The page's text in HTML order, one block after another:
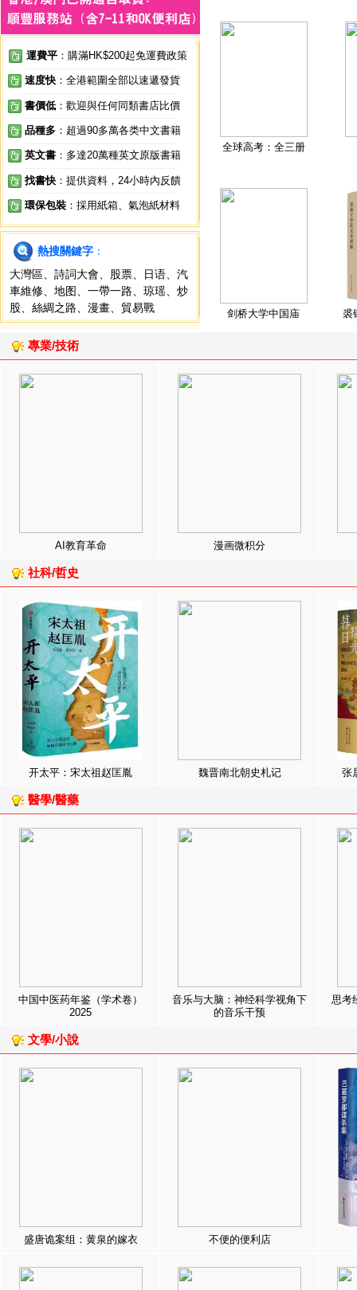
運費平 ：購滿HK$200起免運費政策
速度快 ：全港範圍全部以速遞發貨
書價低 ：歡迎與任何同類書店比價
品種多 ：超過90多萬各类中文書籍
英文書 ：多達20萬種英文原版書籍
找書快 ：提供資料，24小時內反饋
環保包裝 ：採用紙箱、氣泡紙材料
熱搜關鍵字 ：
大灣區
詩詞大會 股票 日语
汽
車維修
地图 一帶一路 琼瑶
炒
股
絲綢之路 漫畫 貿易戰
全球高考：全三册
剑桥大学中国庙 裘
專業/技術
AI教育革命 漫画微积分
社科/哲史
开太平：宋太祖赵匡胤 魏晋南北朝史札记 张
醫學/醫藥
中国中医药年鉴（学术卷）
2025
音乐与大脑：神经科学视角下
的音乐干预
思考
文學/小說
盛唐诡案组：黄泉的嫁衣 不便的便利店